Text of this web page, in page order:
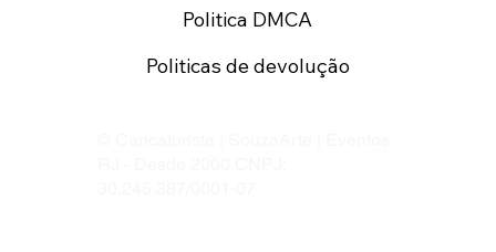
Politica DMCA
Politicas de devolução